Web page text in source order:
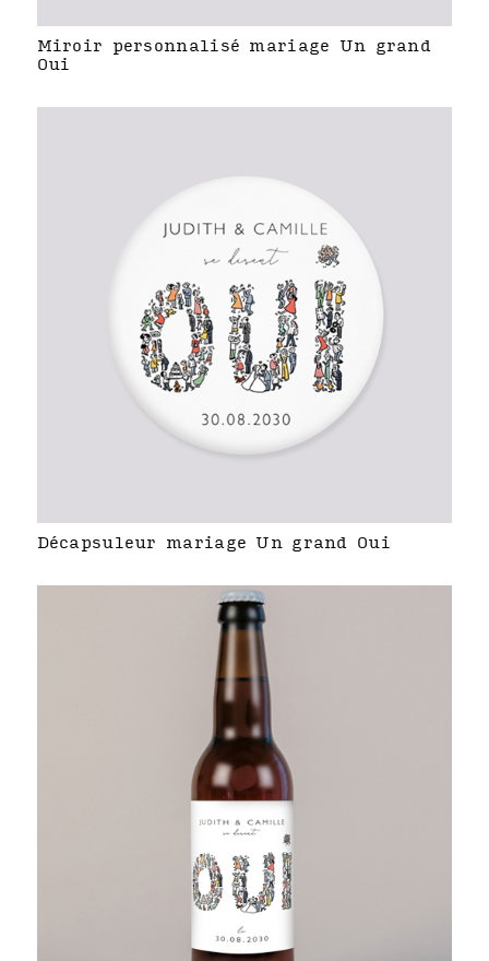
Miroir personnalisé mariage Un grand
Oui
Décapsuleur mariage Un grand Oui